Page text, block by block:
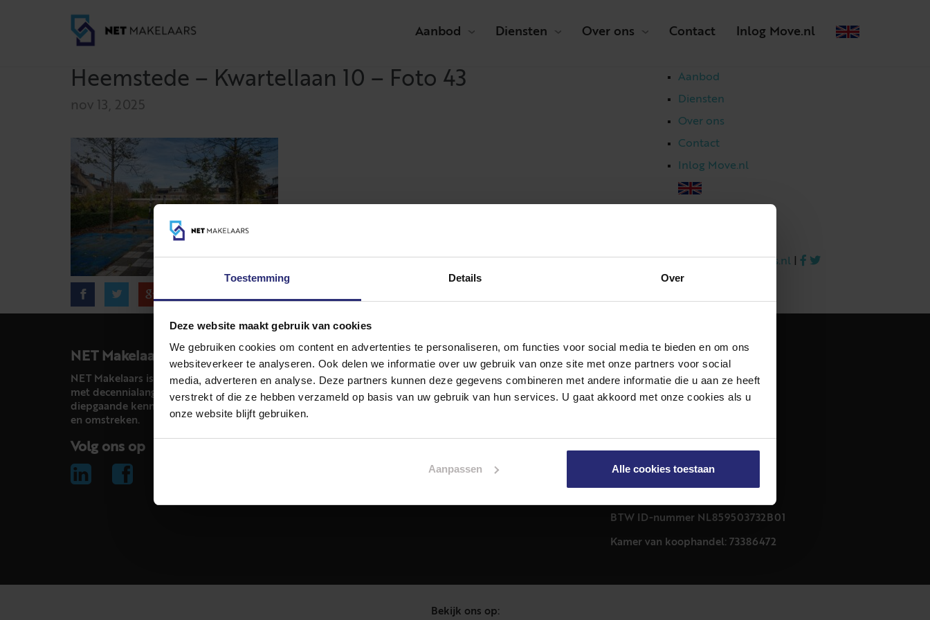
Toestemming Details Over
Deze website maakt gebruik van cookies
We gebruiken cookies om content en advertenties te personaliseren, om functies voor social media te bieden en om ons
websiteverkeer te analyseren. Ook delen we informatie over uw gebruik van onze site met onze partners voor social
media, adverteren en analyse. Deze partners kunnen deze gegevens combineren met andere informatie die u aan ze heeft
verstrekt of die ze hebben verzameld op basis van uw gebruik van hun services. U gaat akkoord met onze cookies als u
onze website blijft gebruiken.
Aanpassen Alle cookies toestaan
Aanbod Diensten Over ons Contact Inlog Move.nl
Heemstede – Kwartellaan 10 – Foto 43
nov 13, 2025
Aanbod
Diensten
Over ons
Contact
Inlog Move.nl
info@netmakelaars.nl
NET Makelaars
NET Makelaars is een modern makelaarskantoor
met decennialange ervaring in het vak en
diepgaande kennis van de huizenmarkt in Haarlem
en omstreken.
Volg ons op
Diensten
Hypotheekadvies
Taxatie
Turfmarkt 32 zwart
2011 CB Haarlem
BTW ID-nummer NL859503732B01
Kamer van koophandel: 73386472
Bekijk ons op: